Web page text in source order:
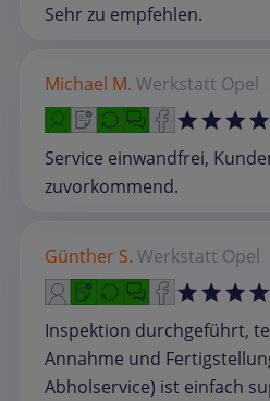
Sehr zu empfehlen.
Michael M. Werkstatt Opel
Service einwandfrei,
zuvorkommend.
Günther S. Werkstatt Opel
Inspektion durchgeführt,
Annahme und
Abholservice) ist einfach